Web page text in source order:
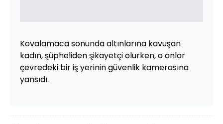
Kovalamaca sonunda altınlarına kavuşan
kadın, şüpheliden şikayetçi olurken, o anlar
çevredeki bir iş yerinin güvenlik kamerasına
yansıdı.